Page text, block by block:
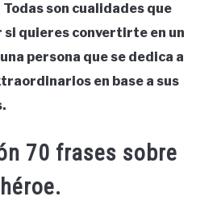
son cualidades que
quieres convertirte en un
persona que se dedica a
en base a sus
70 frases sobre